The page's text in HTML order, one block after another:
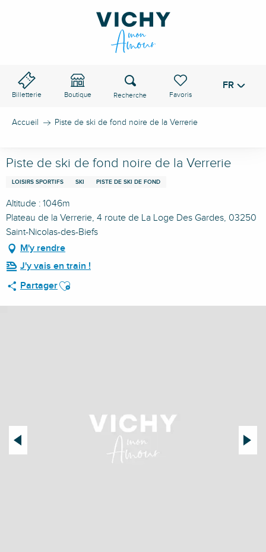
Billetterie Boutique
Voir les favoris
Recherche FR
Accueil Piste de ski de fond noire de la Verrerie
Piste de ski de fond noire de la Verrerie
LOISIRS SPORTIFS SKI PISTE DE SKI DE FOND
Altitude : 1046m
Plateau de la Verrerie, 4 route de La Loge Des Gardes, 03250
Saint-Nicolas-des-Biefs
M'y rendre
J'y vais en train !
PartagerAjouter aux favoris